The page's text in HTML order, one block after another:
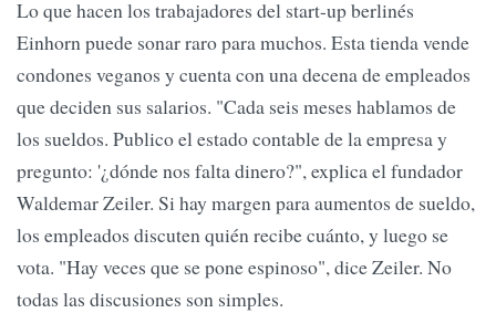
Lo que hacen los trabajadores del start-up berlinés
Einhorn puede sonar raro para muchos. Esta tienda vende
condones veganos y cuenta con una decena de empleados
que deciden sus salarios. "Cada seis meses hablamos de
los sueldos. Publico el estado contable de la empresa y
pregunto: '¿dónde nos falta dinero?", explica el fundador
Waldemar Zeiler. Si hay margen para aumentos de sueldo,
los empleados discuten quién recibe cuánto, y luego se
vota. "Hay veces que se pone espinoso", dice Zeiler. No
todas las discusiones son simples.